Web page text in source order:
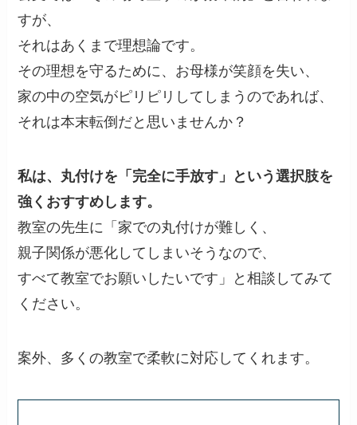
すが、
それはあくまで理想論です。
その理想を守るために、お母様が笑顔を失い、
家の中の空気がピリピリしてしまうのであれば、
それは本末転倒だと思いませんか？
私は、丸付けを「完全に手放す」という選択肢を
強くおすすめします。
教室の先生に「家での丸付けが難しく、
親子関係が悪化してしまいそうなので、
すべて教室でお願いしたいです」と相談してみて
ください。
案外、多くの教室で柔軟に対応してくれます。